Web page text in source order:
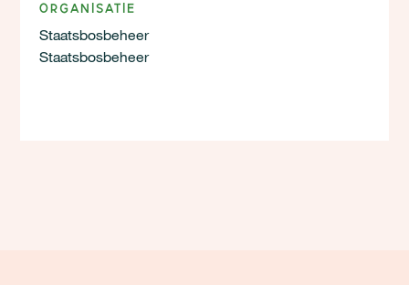
Organisatie
Staatsbosbeheer
Staatsbosbeheer